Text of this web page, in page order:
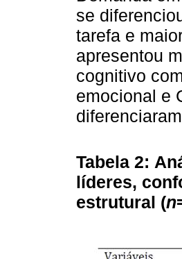
se
tarefa e
apresentou
cognitivo
emocional e
Tabela 2:
líderes,
estrutural (n